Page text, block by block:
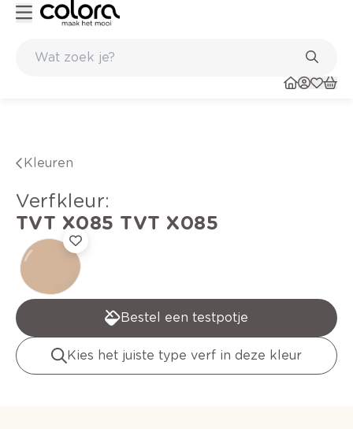
Kleuren
verfkleur:
TVT X085 TVT X085
Bestel een testpotje
Kies het juiste type verf in deze kleur